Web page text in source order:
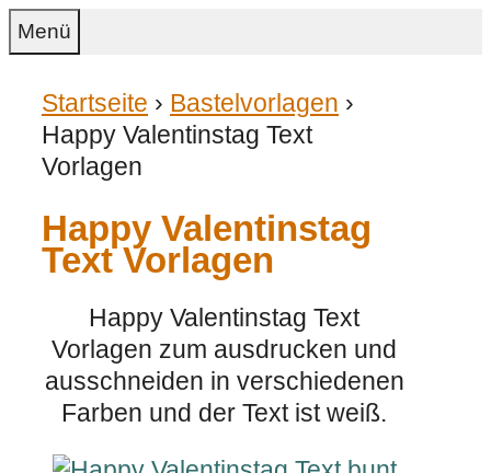
Zum
Inhalt
Menü
Startseite › Bastelvorlagen ›
Happy Valentinstag Text
Vorlagen
Happy Valentinstag
Text Vorlagen
Happy Valentinstag Text
Vorlagen zum ausdrucken und
ausschneiden in verschiedenen
Farben und der Text ist weiß.